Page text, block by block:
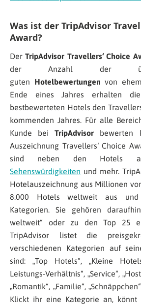
Was ist der TripAdvisor
Award?
Der TripAdvisor Travellers‘ Choice
der Anzahl der
guten Hotelbewertungen von
Ende eines Jahres erhalten
bestbewerteten Hotels den
kommenden Jahres. Für alle
Kunde beiTripAdvisor bewerten
Auszeichnung Travellers‘ Choice
sind neben den Hotels
Sehenswürdigkeiten und mehr.
Hotelauszeichnung aus Millionen
8.000 Hotels weltweit aus
Kategorien. Sie gehören
weltweit“ oder zu den Top 25
TripAdvisor listet die
verschiedenen Kategorien auf
sind: „Top Hotels“, „Kleine
Leistungs-Verhältnis“, „Service“,
„Romantik“, „Familie“,
Klickt ihr eine Kategorie an,